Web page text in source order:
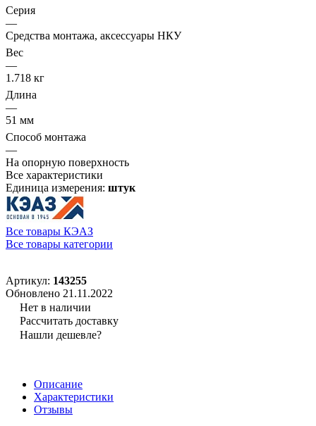
Серия
—
Средства монтажа, аксессуары НКУ
Вес
—
1.718 кг
Длина
—
51 мм
Способ монтажа
—
На опорную поверхность
Все характеристики
Единица измерения: штук
Все товары КЭАЗ
Все товары категории
Артикул: 143255
Обновлено 21.11.2022
Нет в наличии
Рассчитать доставку
Нашли дешевле?
Описание
Характеристики
Отзывы